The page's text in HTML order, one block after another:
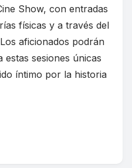
Show, con entradas
físicas y a través del
aficionados podrán
sesiones únicas
íntimo por la historia